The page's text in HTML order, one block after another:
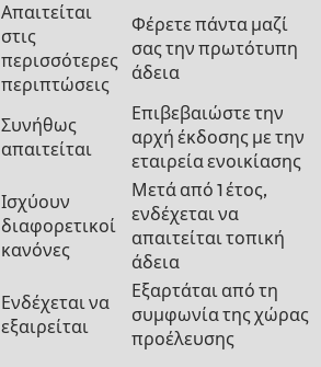
Απαιτείται
στις
περισσότερες
περιπτώσεις
Φέρετε πάντα μαζί
σας την πρωτότυπη
άδεια
Συνήθως
απαιτείται
Επιβεβαιώστε την
αρχή έκδοσης με την
εταιρεία ενοικίασης
Ισχύουν
διαφορετικοί
κανόνες
Μετά από 1 έτος,
ενδέχεται να
απαιτείται τοπική
άδεια
Ενδέχεται να
εξαιρείται
Εξαρτάται από τη
συμφωνία της χώρας
προέλευσης